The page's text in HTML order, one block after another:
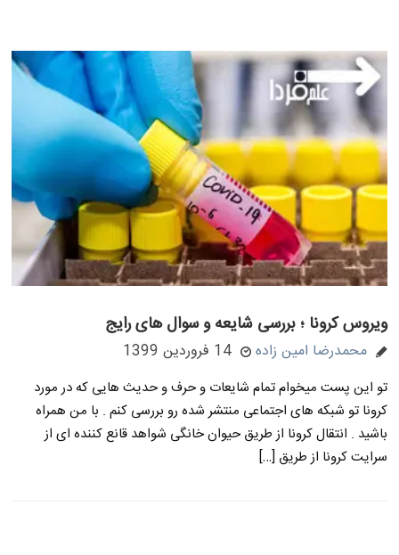
ویروس کرونا ؛ بررسی شایعه و سوال های رایج
محمدرضا امین زاده 14 فروردین 1399
تو این پست میخوام تمام شایعات و حرف و حدیث هایی که در مورد
کرونا تو شبکه های اجتماعی منتشر شده رو بررسی کنم . با من همراه
باشید . انتقال کرونا از طریق حیوان خانگی شواهد قانع کننده ای از
سرایت کرونا از طریق […]